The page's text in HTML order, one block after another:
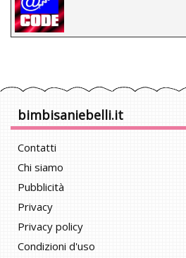
bimbisaniebelli.it
Contatti
Chi siamo
Pubblicità
Privacy
Privacy policy
Condizioni d'uso